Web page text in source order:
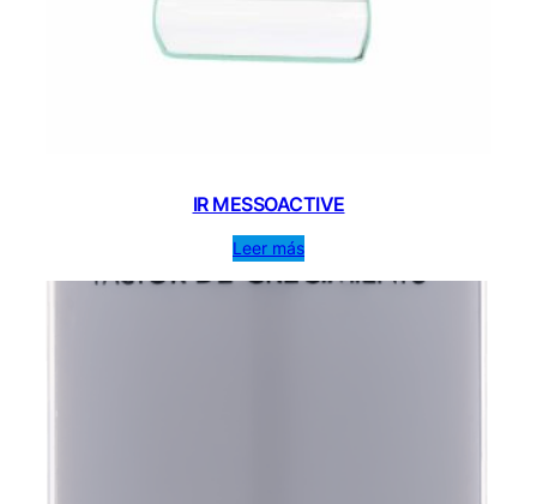
IR MESSOACTIVE
Leer más